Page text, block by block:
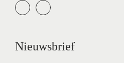
Nieuwsbrief